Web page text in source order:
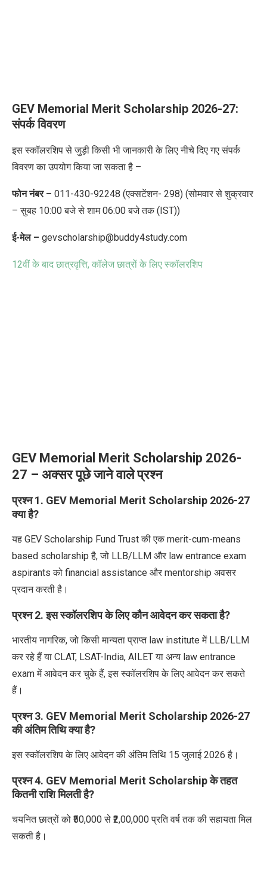
GEV Memorial Merit Scholarship 2026-27:
संपर्क विवरण
इस स्कॉलरशिप से जुड़ी किसी भी जानकारी के लिए नीचे दिए गए संपर्क
विवरण का उपयोग किया जा सकता है –
फोन नंबर– 011-430-92248 (एक्सटेंशन- 298) (सोमवार से शुक्रवार
– सुबह 10:00बजे से शाम06:00बजे तक (IST))
ई-मेल– gevscholarship@buddy4study.com
12वीं के बाद छात्रवृत्ति, कॉलेज छात्रों के लिए स्कॉलरशिप
GEV Memorial Merit Scholarship 2026-
27 – अक्सर पूछे जाने वाले प्रश्न
प्रश्न 1. GEV Memorial Merit Scholarship 2026-27
क्या है?
यह GEV Scholarship Fund Trust की एक merit-cum-means
based scholarship है, जो LLB/LLM और law entrance exam
aspirants को financial assistance और mentorship अवसर
प्रदानकरतीहै।
प्रश्न 2. इस स्कॉलरशिप के लिए कौन आवेदन कर सकता है?
भारतीय नागरिक, जो किसी मान्यता प्राप्त law institute में LLB/LLM
कर रहे हैं या CLAT, LSAT-India, AILET या अन्य law entrance
exam में आवेदन कर चुके हैं, इस स्कॉलरशिप के लिए आवेदन कर सकते
हैं।
प्रश्न 3. GEV Memorial Merit Scholarship 2026-27
की अंतिम तिथि क्या है?
इस स्कॉलरशिप के लिए आवेदन की अंतिम तिथि 15 जुलाई 2026 है।
प्रश्न 4. GEV Memorial Merit Scholarship के तहत
कितनी राशि मिलती है?
चयनित छात्रों को ₹50,000 से ₹2,00,000 प्रति वर्ष तक की सहायता मिल
सकती है।